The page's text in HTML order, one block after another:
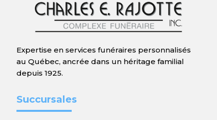
Expertise en services funéraires personnalisés
au Québec, ancrée dans un héritage familial
depuis 1925.
Succursales